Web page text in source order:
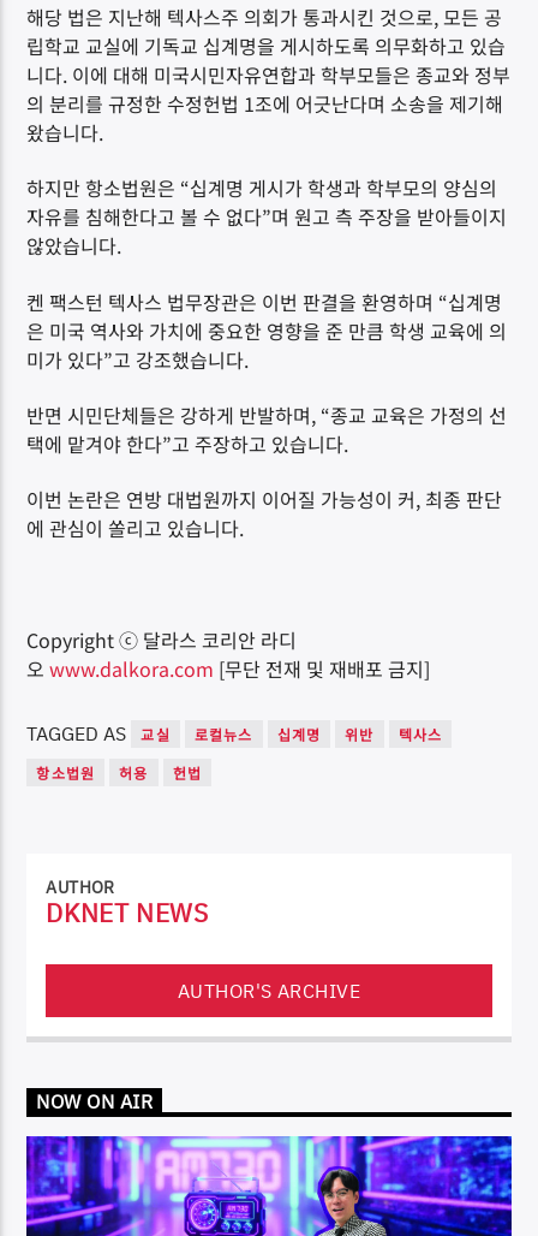
해당 법은 지난해 텍사스주 의회가 통과시킨 것으로, 모든 공
립학교 교실에 기독교 십계명을 게시하도록 의무화하고 있습
니다. 이에 대해 미국시민자유연합과 학부모들은 종교와 정부
의 분리를 규정한 수정헌법 1조에 어긋난다며 소송을 제기해
왔습니다.
하지만 항소법원은 “십계명 게시가 학생과 학부모의 양심의
자유를 침해한다고 볼 수 없다”며 원고 측 주장을 받아들이지
않았습니다.
켄 팩스턴 텍사스 법무장관은 이번 판결을 환영하며 “십계명
은 미국 역사와 가치에 중요한 영향을 준 만큼 학생 교육에 의
미가 있다”고 강조했습니다.
반면 시민단체들은 강하게 반발하며, “종교 교육은 가정의 선
택에 맡겨야 한다”고 주장하고 있습니다.
이번 논란은 연방 대법원까지 이어질 가능성이 커, 최종 판단
에 관심이 쏠리고 있습니다.
Copyright ⓒ 달라스 코리안 라디
오www.dalkora.com [무단 전재 및 재배포 금지]
TAGGED AS 교실 로컬뉴스 십계명 위반
텍사스
항소법원
허용 헌법
AUTHOR
DKNET NEWS
AUTHOR'S ARCHIVE
NOW ON AIR